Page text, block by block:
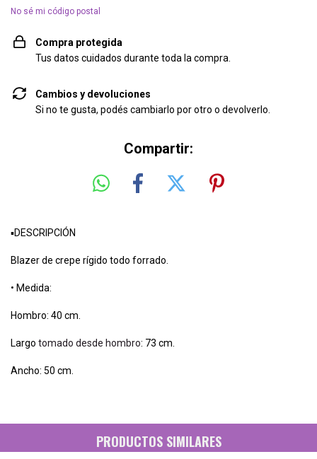
No sé mi código postal
Compra protegida
Tus datos cuidados durante toda la compra.
Cambios y devoluciones
Si no te gusta, podés cambiarlo por otro o devolverlo.
Compartir:
▪️DESCRIPCIÓN
Blazer de crepe rígido todo forrado.
• Medida:
Hombro: 40 cm.
Largo tomado desde hombro: 73 cm.
Ancho: 50 cm.
PRODUCTOS SIMILARES